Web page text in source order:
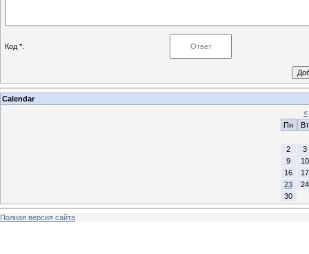
Код *:
Calendar
«
Пн
Вт
2
3
9
10
16
17
23
24
30
Полная версия сайта